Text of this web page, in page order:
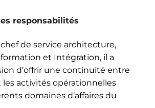
responsabilités
de service architecture,
et Intégration, il a
d’offrir une continuité entre
les activités opérationnelles
domaines d’affaires du